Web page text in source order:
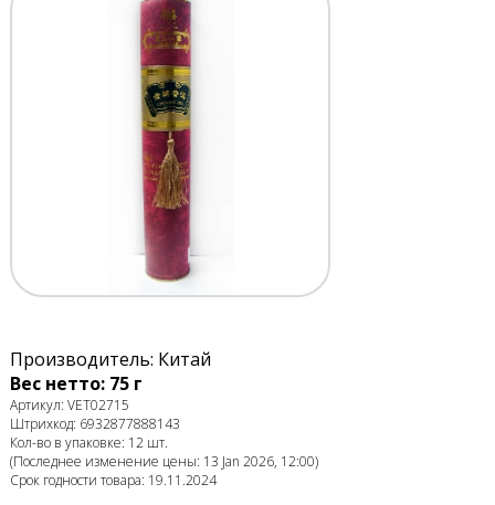
Производитель: Китай
Вес нетто: 75 г
Артикул: VET02715
Штрихкод: 6932877888143
Кол-во в упаковке: 12 шт.
(Последнее изменение цены: 13 Jan 2026, 12:00)
Срок годности товара: 19.11.2024